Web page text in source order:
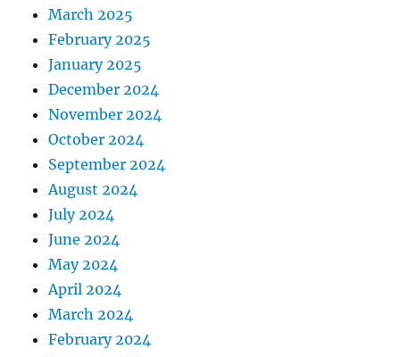
March 2025
February 2025
January 2025
December 2024
November 2024
October 2024
September 2024
August 2024
July 2024
June 2024
May 2024
April 2024
March 2024
February 2024